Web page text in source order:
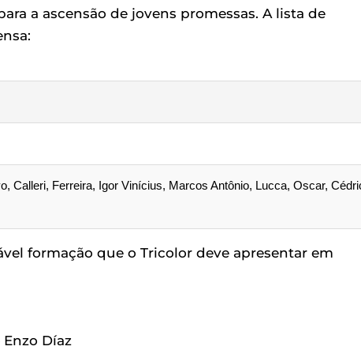
a ascensão de jovens promessas. A lista de
Calleri, Ferreira, Igor Vinícius, Marcos Antônio, Lucca, Oscar,
formação que o Tricolor deve apresentar em
Díaz